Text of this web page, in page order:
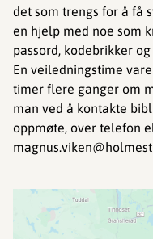
det som trengs for å få
en hjelp med noe som
passord, kodebrikker
En veiledningstime
timer flere ganger om
man ved å kontakte
oppmøte, over telefon